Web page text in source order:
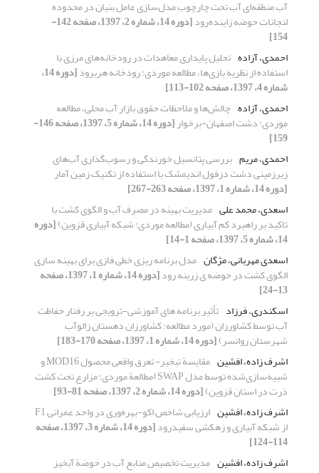
آب منطقه‌ای آب تحت چارچوب مدل‌سازی عامل بنیان در محدوده
لنجانات حوضه زاینده‌رود [دوره 14، شماره 2، 1397، صفحه 142-
154]
احمدی، آزاده تحلیل پایداری معاهدات در رودخانه‌های مرزی با
استفاده از نظریه بازی‌ها‌‌، مطالعه موردی: رودخانه هریرود [دوره 14،
شماره 4، 1397، صفحه 102-113]
احمدی، آزاده چالش‌ها و ملاحظات حقوق بازار آب محلی، مطالعه
موردی: دشت اصفهان-برخوار [دوره 14، شماره 5، 1397، صفحه 146-
159]
احمدی، مریم بررسی پتانسیل خورندگی و رسوب‌گذاری آب‌های
زیر‌زمینی دشت دزفول اندیمشک با استفاده از تکنیک زمین آمار
[دوره 14، شماره 1، 1397، صفحه 263-267]
اسعدی، محمد علی مدیریت بهینه در مصرف آب و الگوی کشت با
تاکید بر راهبرد کم آبیاری (مطالعه موردی: شبکه آبیاری قزوین)[دوره
14، شماره 5، 1397، صفحه 1-14]
اسعدی مهربانی، مژگان مدل برنامه ریزی خطی فازی برای بهینه سازی
الگوی کشت در حوضه ی زرینه رود [دوره 14، شماره 1، 1397، صفحه
13-24]
اسکندری، فرزاد تأثیر برنامه های آموزشی-ترویجی بر رفتار حفاظت
آب توسط کشاورزان (مورد مطالعه: کشاورزان دهستان زالوآب‌
شهرستان روانسر)[دوره 14، شماره 1، 1397، صفحه 170-183]
اشرف زاده، افشین
مقایسة تبخیر- تعرق واقعی محصول MOD16 و
شبیه‌سازی‌شده توسط مدل SWAP (مطالعة موردی: مزارع تحت کشت
ذرت در استان قزوین)[دوره 14، شماره 2، 1397، صفحه 81-93]
اشرف زاده، افشین
ارزیابی شاخص اکو-بهره‌وری در واحد عمرانی F1
از شبکه آبیاری و زهکشی سفیدرود [دوره 14، شماره 3، 1397، صفحه
114-124]
اشرف زاده، افشین مدیریت تخصیص منابع آب در حوضة آبخیز